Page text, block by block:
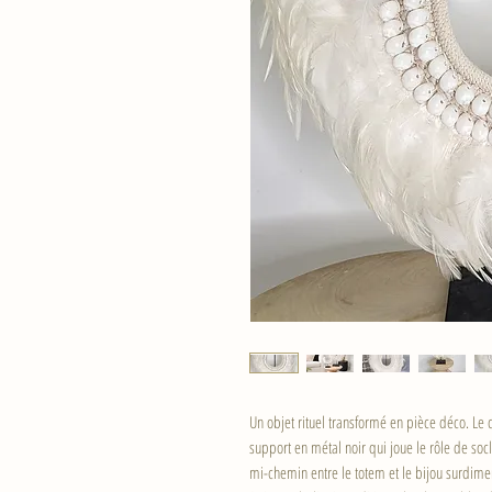
Un objet rituel transformé en pièce déco.
support en métal noir qui joue le rôle de
mi-chemin entre le totem et le bijou